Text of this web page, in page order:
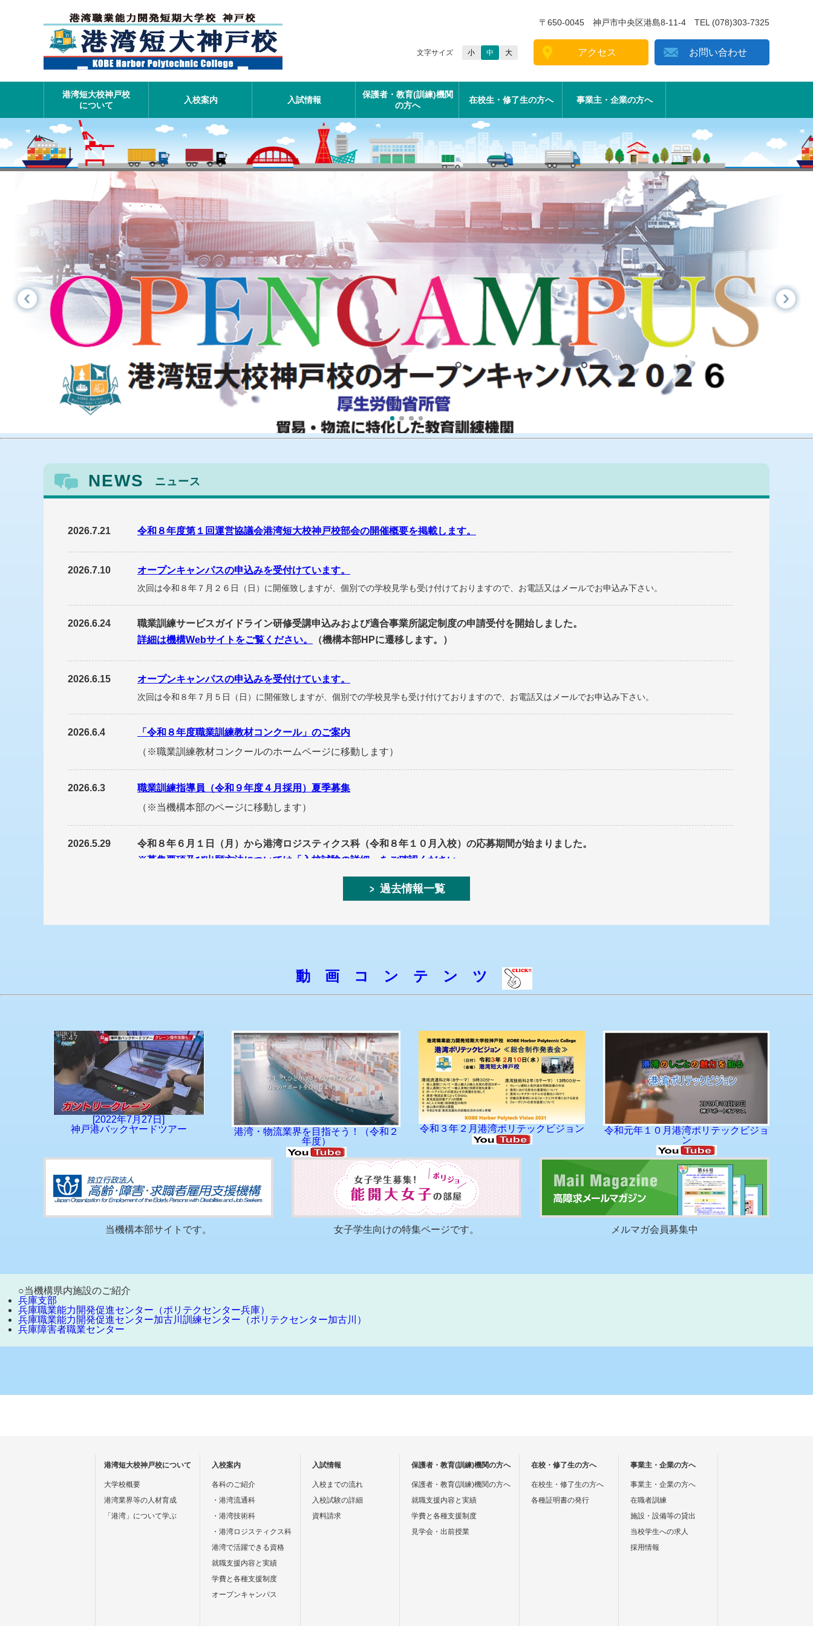
〒650-0045 神戸市中央区港島8-11-4 TEL (078)303-7325
港湾短大校神戸校
について
入校案内 入試情報
保護者・教育(訓練)機関
の方へ
在校生・修了生の方へ 事業主・企業の方へ
アクセス お問い合わせ
文字サイズ 小 中 大
1 2 3 4
NEWS ニュース
2026.7.21 令和８年度第１回運営協議会港湾短大校神戸校部会の開催概要を掲載します。
2026.7.10 オープンキャンパスの申込みを受付けています。
次回は令和８年７月２６日（日）に開催致しますが、個別での学校見学も受け付けておりますので、お電話又はメールでお申込み下さい。
2026.6.24
職業訓練サービスガイドライン研修受講申込みおよび適合事業所認定制度の申請受付を開始しました。
詳細は機構Webサイトをご覧ください。
（機構本部HPに遷移します。）
2026.6.15 オープンキャンパスの申込みを受付けています。
次回は令和８年７月５日（日）に開催致しますが、個別での学校見学も受け付けておりますので、お電話又はメールでお申込み下さい。
2026.6.4
「令和８年度職業訓練教材コンクール」のご案内
（※職業訓練教材コンクールのホームページに移動します）
2026.6.3
職業訓練指導員（令和９年度４月採用）夏季募集
（※当機構本部のページに移動します）
2026.5.29
令和８年６月１日（月）から港湾ロジスティクス科（令和８年１０月入校）の応募期間が始まりました。
※募集要項及び出願方法については「入校試験の詳細」をご確認ください。
生産性向上支援訓練（ＩＴツール活用、生産現場の問題解決など）を紹介します。
（※当機構本部のページに移動します）
2026.4.6 オープンキャンパスの申込みを受け付けております。是非ご参加ください。
2026.3.30 クレーンペインティング ２０２６ ｉｎ ＫＯＢＥ
港湾短大校神戸校 × 神戸芸工大 コラボイイベント～
港湾短大校神戸校と神戸芸工の学生によるコラボイベントが開催されました！
当日ご来校いただきました観覧者の方々、パフォーマーの皆さま、関係者の皆さまのおかげで盛況のうちに閉幕しました
ありがとうございました！！！！
当日の様子
詳細はこちらから→
2026.3.5 2026.3.16～2026.4.6 各種証明書の発行受付を停止いたします。
2026.3.5 クレーンペインティング ２０２６ ｉｎ ＫＯＢＥ
（※当機構本部のページに移動します）
令和７年度第２回運営協議会港湾短大校神戸校部会の開催概要を掲載します。
過去情報一覧
動 画 コ ン テ ン ツ
[2022年7月27日]
神戸港バックヤードツアー
港湾・物流業界を目指そう！（令和２
年度）
令和３年２月港湾ポリテックビジョン
令和元年１０月港湾ポリテックビジョ
ン
当機構本部サイトです。 女子学生向けの特集ページです。 メルマガ会員募集中
○当機構県内施設のご紹介
兵庫支部
兵庫職業能力開発促進センター（ポリテクセンター兵庫）
兵庫職業能力開発促進センター加古川訓練センター（ポリテクセンター加古川）
兵庫障害者職業センター
港湾短大校神戸校について
大学校概要
港湾業界等の人材育成
「港湾」について学ぶ
入校案内
各科のご紹介
・港湾流通科
・港湾技術科
・港湾ロジスティクス科
港湾で活躍できる資格
就職支援内容と実績
学費と各種支援制度
オープンキャンパス
入試情報
入校までの流れ
入校試験の詳細
資料請求
保護者・教育(訓練)機関の方へ
保護者・教育(訓練)機関の方へ
就職支援内容と実績
学費と各種支援制度
見学会・出前授業
在校・修了生の方へ
在校生・修了生の方へ
各種証明書の発行
事業主・企業の方へ
事業主・企業の方へ
在職者訓練
施設・設備等の貸出
当校学生への求人
採用情報